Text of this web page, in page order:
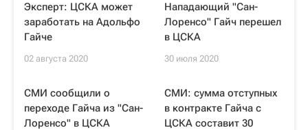
Эксперт: ЦСКА может
заработать на Адольфо
Гайче
02 августа 2020
Нападающий "Сан-
Лоренсо" Гайч перешел
в ЦСКА
30 июля 2020
СМИ сообщили о
переходе Гайча из "Сан-
Лоренсо" в ЦСКА
СМИ: сумма отступных
в контракте Гайча с
ЦСКА составит 30